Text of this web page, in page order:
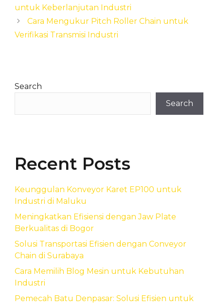
untuk Keberlanjutan Industri
Cara Mengukur Pitch Roller Chain untuk
Verifikasi Transmisi Industri
Search
Search
Recent Posts
Keunggulan Konveyor Karet EP100 untuk
Industri di Maluku
Meningkatkan Efisiensi dengan Jaw Plate
Berkualitas di Bogor
Solusi Transportasi Efisien dengan Conveyor
Chain di Surabaya
Cara Memilih Blog Mesin untuk Kebutuhan
Industri
Pemecah Batu Denpasar: Solusi Efisien untuk